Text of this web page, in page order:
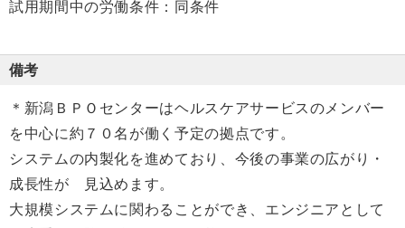
試用期間中の労働条件：同条件
備考
＊新潟ＢＰＯセンターはヘルスケアサービスのメンバー
を中心に約７０名が働く予定の拠点です。
システムの内製化を進めており、今後の事業の広がり・
成長性が 見込めます。
大規模システムに関わることができ、エンジニアとして